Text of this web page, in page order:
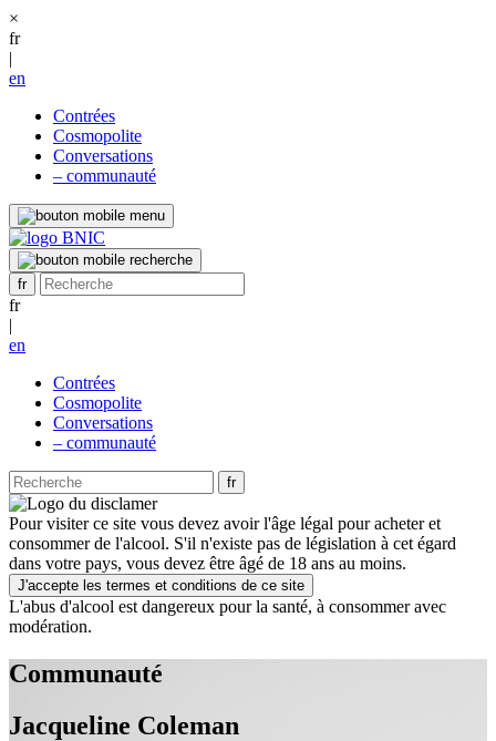
×
fr
|
en
Contrées
Cosmopolite
Conversations
– communauté
fr
|
en
Contrées
Cosmopolite
Conversations
– communauté
Pour visiter ce site vous devez avoir l'âge légal pour acheter et
consommer de l'alcool. S'il n'existe pas de législation à cet égard
dans votre pays, vous devez être âgé de 18 ans au moins.
J'accepte les termes et conditions de ce site
L'abus d'alcool est dangereux pour la santé, à consommer avec
modération.
Communauté
Jacqueline Coleman